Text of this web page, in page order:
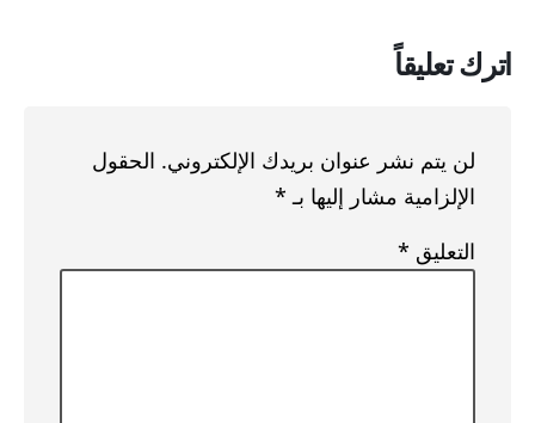
اترك تعليقاً
لن يتم نشر عنوان بريدك الإلكتروني. الحقول
الإلزامية مشار إليها بـ *
التعليق *